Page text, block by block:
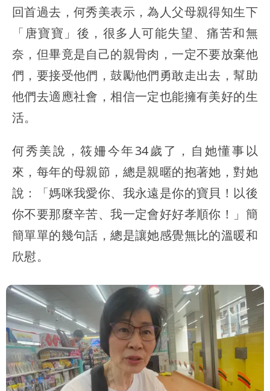
回首過去，何秀美表示，為人父母親得知生下
「唐寶寶」後，很多人可能失望、痛苦和無
奈，但畢竟是自己的親骨肉，一定不要放棄他
們，要接受他們，鼓勵他們勇敢走出去，幫助
他們去適應社會，相信一定也能擁有美好的生
活。
何秀美說，筱姍今年34歲了，自她懂事以
來，每年的母親節，總是親暱的抱著她，對她
說：「媽咪我愛你、我永遠是你的寶貝！以後
你不要那麼辛苦、我一定會好好孝順你！」簡
簡單單的幾句話，總是讓她感覺無比的溫暖和
欣慰。